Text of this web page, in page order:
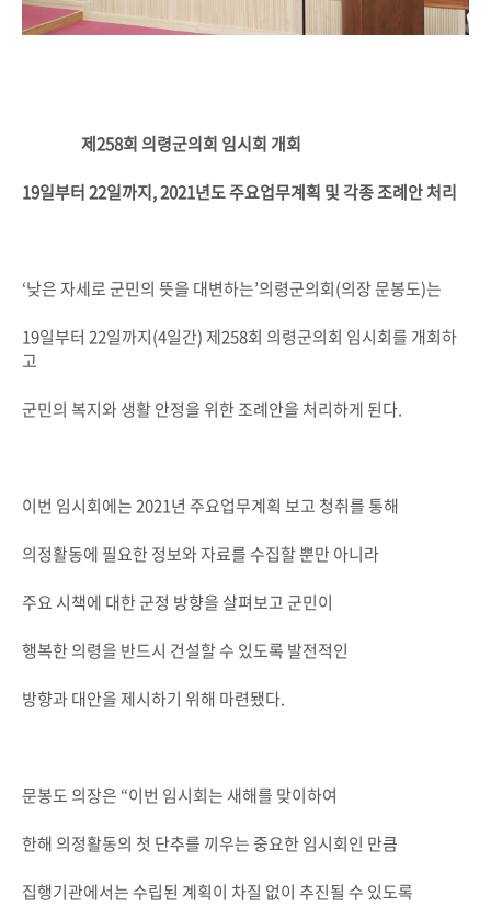
제258회 의령군의회 임시회 개회
19일부터 22일까지, 2021년도 주요업무계획 및 각종 조례안 처리
‘낮은 자세로 군민의 뜻을 대변하는’의령군의회(의장 문봉도)는
19일부터 22일까지(4일간) 제258회 의령군의회 임시회를 개회하
고
군민의 복지와 생활 안정을 위한 조례안을 처리하게 된다.
이번 임시회에는 2021년 주요업무계획 보고 청취를 통해
의정활동에 필요한 정보와 자료를 수집할 뿐만 아니라
주요 시책에 대한 군정 방향을 살펴보고 군민이
행복한 의령을 반드시 건설할 수 있도록 발전적인
방향과 대안을 제시하기 위해 마련됐다.
문봉도 의장은 “이번 임시회는 새해를 맞이하여
한해 의정활동의 첫 단추를 끼우는 중요한 임시회인 만큼
집행기관에서는 수립된 계획이 차질 없이 추진될 수 있도록